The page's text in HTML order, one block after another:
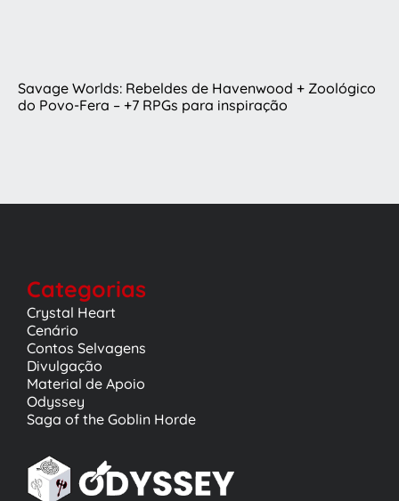
Savage Worlds: Rebeldes de Havenwood + Zoológico
do Povo-Fera – +7 RPGs para inspiração
Categorias
Crystal Heart
Cenário
Contos Selvagens
Divulgação
Material de Apoio
Odyssey
Saga of the Goblin Horde